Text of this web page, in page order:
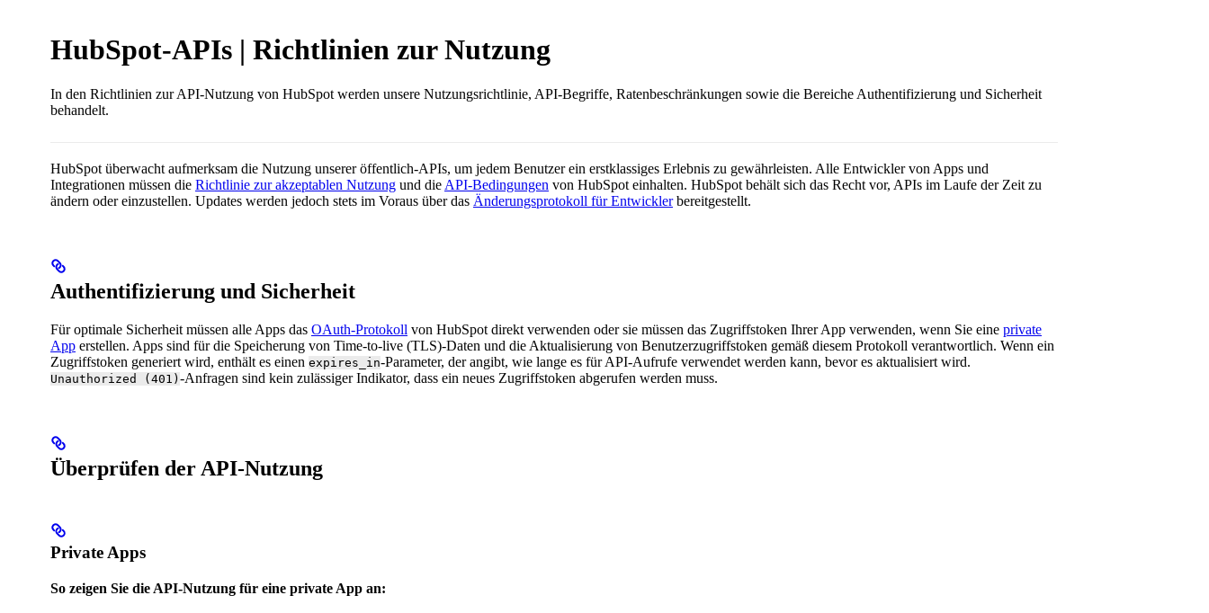
HubSpot-APIs | Richtlinien zur Nutzung
In den Richtlinien zur API-Nutzung von HubSpot werden unsere Nutzungsrichtlinie, API-Begriffe, Ratenbeschränkungen sowie die Bereiche Authentifizierung und Sicherheit
behandelt.
HubSpot überwacht aufmerksam die Nutzung unserer öffentlich-APIs, um jedem Benutzer ein erstklassiges Erlebnis zu gewährleisten. Alle Entwickler von Apps und
Integrationen müssen die Richtlinie zur akzeptablen Nutzung und die API-Bedingungen von HubSpot einhalten. HubSpot behält sich das Recht vor, APIs im Laufe der Zeit zu
ändern oder einzustellen. Updates werden jedoch stets im Voraus über das Änderungsprotokoll für Entwicklerbereitgestellt.
Authentifizierung und Sicherheit
Für optimale Sicherheit müssen alle Apps das OAuth-Protokoll von HubSpot direkt verwenden oder sie müssen das Zugriffstoken Ihrer App verwenden, wenn Sie eine private
App erstellen. Apps sind für die Speicherung von Time-to-live (TLS)-Daten und die Aktualisierung von Benutzerzugriffstoken gemäß diesem Protokoll verantwortlich. Wenn ein
Zugriffstoken generiert wird, enthält es einen expires_in-Parameter, der angibt, wie lange es für API-Aufrufe verwendet werden kann, bevor es aktualisiert wird.
Unauthorized (401) -Anfragen sind kein zulässiger Indikator, dass ein neues Zugriffstoken abgerufen werden muss.
Überprüfen der API-Nutzung
Private Apps
So zeigen Sie die API-Nutzung für eine private App an: